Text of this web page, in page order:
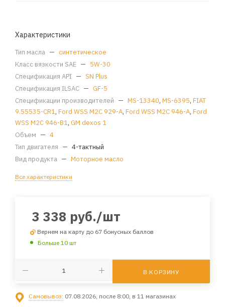
Характеристики
Тип масла — синтетическое
Класс вязкости SAE — 5W-30
Спецификация API — SN Plus
Спецификация ILSAC — GF-5
Спецификации производителей — MS-13340, MS-6395, FIAT
9.55535-CR1, Ford WSS M2C 929-A, Ford WSS M2C 946-A, Ford
WSS M2C 946-B1, GM dexos 1
Объем — 4
Тип двигателя — 4-тактный
Вид продукта — Моторное масло
Все характеристики
3 338 руб./шт
Вернем на карту до 67 бонусных баллов
Больше 10 шт
В КОРЗИНУ
Самовывоз: 07.08.2026, после 8:00, в 11 магазинах